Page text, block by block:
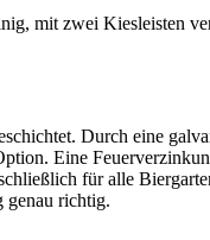
mit zwei Kiesleisten
Durch eine
Eine
für alle
genau richtig.